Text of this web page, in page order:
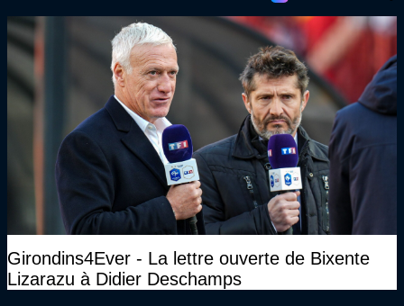
Girondins4Ever - La lettre ouverte de Bixente
Lizarazu à Didier Deschamps